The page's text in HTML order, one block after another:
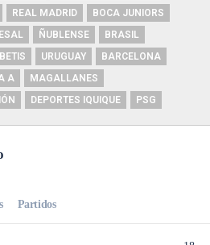
REAL MADRID
BOCA JUNIORS
ÑUBLENSE
BRASIL
BETIS URUGUAY
BARCELONA
A
MAGALLANES
DEPORTES IQUIQUE PSG